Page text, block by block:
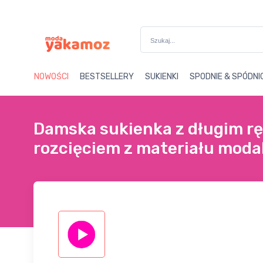
NOWOŚCI BESTSELLERY SUKIENKI SPODNIE &
Damska sukienka z długim
rozcięciem z materiału